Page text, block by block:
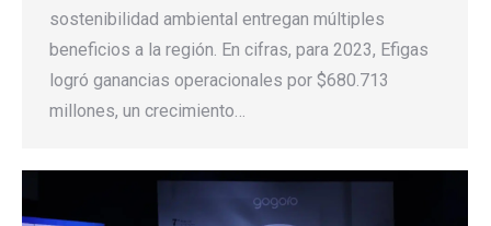
sostenibilidad ambiental entregan múltiples
beneficios a la región. En cifras, para 2023, Efigas
logró ganancias operacionales por $680.713
millones, un crecimiento…